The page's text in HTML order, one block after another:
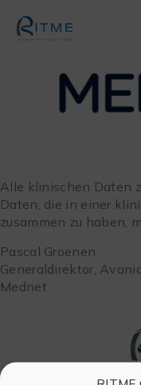
content
Alle klinischen Daten
Daten, die in einer
zusammen zu haben,
Pascal Groenen
Generaldirektor,
Mednet